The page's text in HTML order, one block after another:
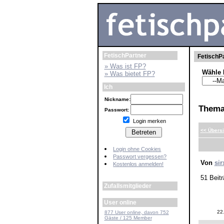
FetischPartner
» Was ist FP?
» Was bietet FP?
Ich
Nickname:
Passwort:
Login merken
Login ohne Cookies
Passwort vergessen?
Kostenlos anmelden!
Zufallsmitglieder
User online
877 User online, davon 752
Gäste / 125 Member
Wähle
<<
Von
51